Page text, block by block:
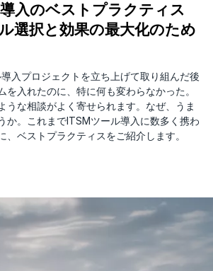
入のベストプラクティス
選択と効果の最大化のため
入プロジェクトを立ち上げて取り組んだ後
を入れたのに、特に何も変わらなかった。
うな相談がよく寄せられます。なぜ、うま
か。これまでITSMツール導入に数多く携わ
、ベストプラクティスをご紹介します。